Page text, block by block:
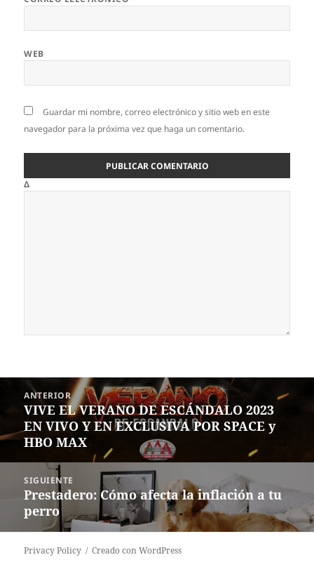
WEB
Guardar mi nombre, correo electrónico y sitio web en este
navegador para la próxima vez que haga un comentario.
Δ
Navegación
entradas
ANTERIOR
Entrada
anterior:
VIVE EL VERANO DE ESCÁNDALO 2023
EN VIVO Y EN EXCLUSIVA POR SPACE y
HBO MAX
SIGUIENTE
Siguiente
entrada:
Prestadero: Cómo afecta la inflación a tu
perro
Privacy Policy Creado con WordPress